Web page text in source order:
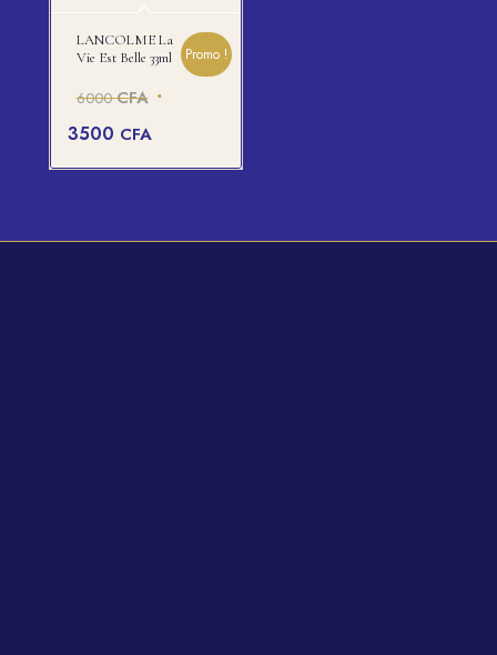
LANCOLME La
Vie Est Belle 33ml
6000CFA Le
initial
était :
3500 CFA
Promo !